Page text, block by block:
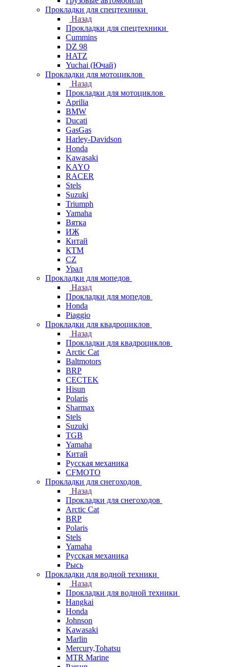
Прокладки для спецтехники
Назад
Прокладки для спецтехники
Cummins
DZ 98
HATZ
Yuchai (Ючай)
Прокладки для мотоциклов
Назад
Прокладки для мотоциклов
Aprilia
BMW
Ducati
GasGas
Harley-Davidson
Honda
Kawasaki
KAYO
RACER
Stels
Suzuki
Triumph
Yamaha
Вятка
ИЖ
Китай
КТМ
СZ
Урал
Прокладки для мопедов
Назад
Прокладки для мопедов
Honda
Piaggio
Прокладки для квадроциклов
Назад
Прокладки для квадроциклов
Arctic Cat
Baltmotors
BRP
CECTEK
Hisun
Polaris
Sharmax
Stels
Suzuki
TGB
Yamaha
Китай
Русская механика
СFMOTO
Прокладки для снегоходов
Назад
Прокладки для снегоходов
Arctic Cat
BRP
Polaris
Stels
Yamaha
Русская механика
Рысь
Прокладки для водной техники
Назад
Прокладки для водной техники
Hangkai
Honda
Johnson
Kawasaki
Marlin
Mercury,Tohatsu
MTR Marine